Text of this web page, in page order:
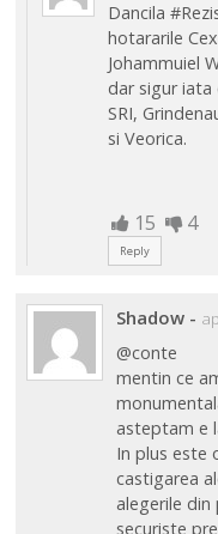
Dancila
hotararile
Johammuiel
dar sigur
SRI,
si Veorica.
15 4
Reply
Shadow -
@conte
mentin ce
asteptam e
In plus este
castigarea
alegerile
securiste